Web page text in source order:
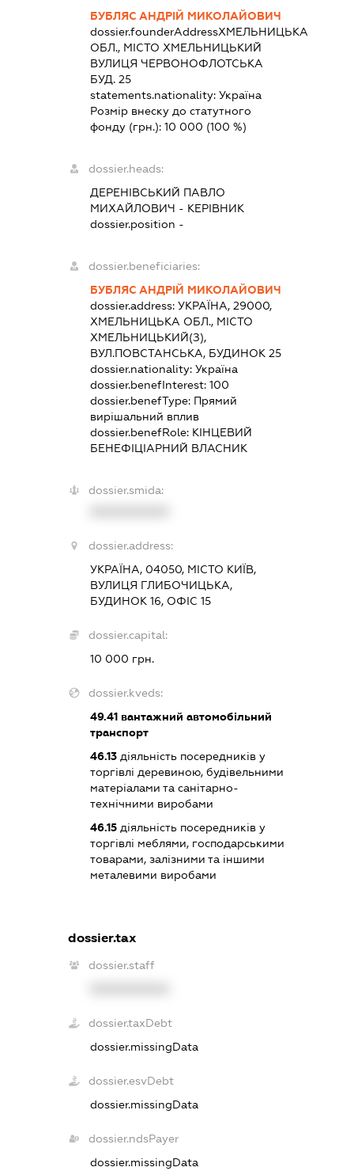
БУБЛЯС АНДРІЙ МИКОЛАЙОВИЧ
dossier.founderAddressХМЕЛЬНИЦЬКА
ОБЛ., МІСТО ХМЕЛЬНИЦЬКИЙ
ВУЛИЦЯ ЧЕРВОНОФЛОТСЬКА
БУД. 25
statements.nationality: Україна
Розмір внеску до статутного
фонду (грн.): 10 000 (100 %)
dossier.heads:
ДЕРЕНІВСЬКИЙ ПАВЛО
МИХАЙЛОВИЧ - КЕРІВНИК
dossier.position -
dossier.beneficiaries:
БУБЛЯС АНДРІЙ МИКОЛАЙОВИЧ
dossier.address: УКРАЇНА, 29000,
ХМЕЛЬНИЦЬКА ОБЛ., МІСТО
ХМЕЛЬНИЦЬКИЙ(З),
ВУЛ.ПОВСТАНСЬКА, БУДИНОК 25
dossier.nationality: Україна
dossier.benefInterest: 100
dossier.benefType: Прямий
вирішальний вплив
dossier.benefRole: КІНЦЕВИЙ
БЕНЕФІЦІАРНИЙ ВЛАСНИК
dossier.smida:
dossier.address:
УКРАЇНА, 04050, МІСТО КИЇВ,
ВУЛИЦЯ ГЛИБОЧИЦЬКА,
БУДИНОК 16, ОФІС 15
dossier.capital:
10 000 грн.
dossier.kveds:
49.41вантажний автомобільний
транспорт
46.13діяльність посередників у
торгівлі деревиною, будівельними
матеріалами та санітарно-
технічними виробами
46.15діяльність посередників у
торгівлі меблями, господарськими
товарами, залізними та іншими
металевими виробами
dossier.tax
dossier.staff
dossier.taxDebt
dossier.missingData
dossier.esvDebt
dossier.missingData
dossier.ndsPayer
dossier.missingData